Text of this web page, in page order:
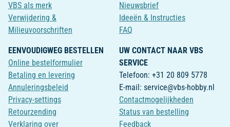
VBS als merk
Verwijdering &
Milieuvoorschriften
Nieuwsbrief
Ideeën & Instructies
FAQ
EENVOUDIGWEG BESTELLEN
Online bestelformulier
Betaling en levering
Annuleringsbeleid
Privacy-settings
Retourzending
Verklaring over
UW CONTACT NAAR VBS
SERVICE
Telefoon: +31 20 809 5778
E-mail: service@vbs-hobby.nl
Contactmogelijkheden
Status van bestelling
Feedback